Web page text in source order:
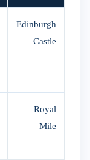
Edinburgh
Castle
Royal
Mile